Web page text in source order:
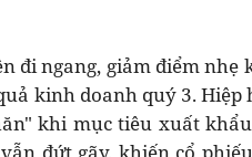
đi ngang, giảm điểm
kinh doanh quý 3. Hiệp
khi mục tiêu xuất
đứt gãy, khiến cổ